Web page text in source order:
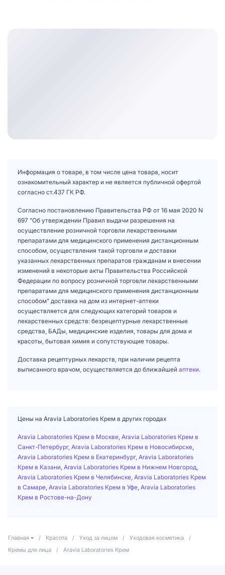
Информация о товаре, в том числе цена товара, носит
ознакомительный характер и не является публичной офертой
согласно ст.437 ГК РФ.
Согласно постановлению Правительства РФ от 16 мая 2020 N
697 "Об утверждении Правил выдачи разрешения на
осуществление розничной торговли лекарственными
препаратами для медицинского применения дистанционным
способом, осуществления такой торговли и доставки
указанных лекарственных препаратов гражданам и внесении
изменений в некоторые акты Правительства Российской
Федерации по вопросу розничной торговли лекарственными
препаратами для медицинского применения дистанционным
способом" доставка на дом из интернет-аптеки
осуществляется для следующих категорий товаров и
лекарственных средств: безрецептурные лекарственные
средства, БАДы, медицинские изделия, товары для дома и
красоты, бытовая химия и сопутствующие товары.
Доставка рецептурных лекарств, при наличии рецепта
выписанного врачом, осуществляется до ближайшей аптеки.
Цены на Aravia Laboratories Крем в других городах
Aravia Laboratories Крем в Москве Aravia Laboratories Крем в
Санкт-Петербург, Aravia Laboratories Крем в Новосибирске
Aravia Laboratories Крем в Екатеринбург, Aravia Laboratories
Крем в Казани Aravia Laboratories Крем в Нижнем Новгород
Aravia Laboratories Крем в Челябинске Aravia Laboratories Крем
в Самаре Aravia Laboratories Крем в Уфе Aravia Laboratories
Крем в Ростове-на-Дону
Главная / Красота / Уход за лицом / Уходовая косметика
/
Кремы для лица
/ Aravia Laboratories Крем